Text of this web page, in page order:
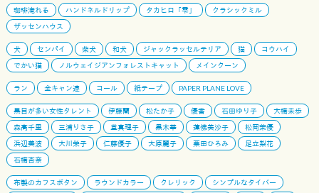
珈琲淹れる ハンドネルドリップ タカヒロ「雫」
クラシックミル
ザッセンハウス
犬 センパイ 柴犬 和犬 ジャックラッセルテリア 猫
コウハイ
でかい猫
ノルウェイジアンフォレストキャット メインクーン
ラン 全キャン連 コール 紙テープ PAPER PLANE LOVE
黒目が多い女性タレント 伊藤蘭 松たか子 優香 石田ゆり子
大橋未歩
森高千里
三浦りさ子 堂真理子 黒木華 蓮佛美沙子
松岡茉優
浜辺美波
大川栄子 仁藤優子 大原麗子 栗田ひろみ
足立梨花
石橋杏奈
布製のカフスボタン ラウンドカラー クレリック
シンプルなタイバー